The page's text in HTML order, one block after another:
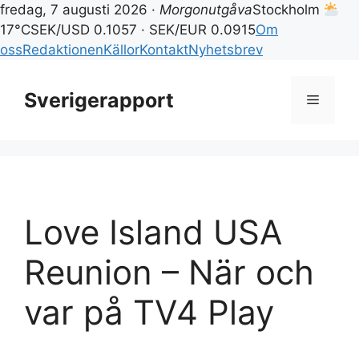
fredag, 7 augusti 2026 · MorgonutgåvaStockholm
17°CSEK/USD 0.1057 · SEK/EUR 0.0915Om
ossRedaktionenKällorKontaktNyhetsbrev
innehållSverigerapport Meny
Love Island USA
Reunion – När och
var på TV4 Play